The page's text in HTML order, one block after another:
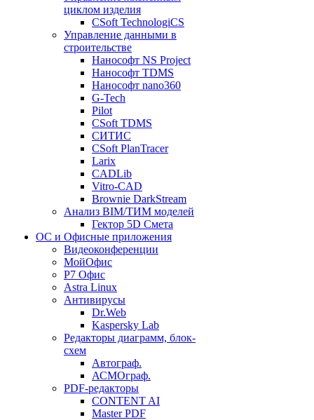
циклом изделия
CSoft TechnologiCS
Управление данными в
строительстве
Нанософт NS Project
Нанософт TDMS
Нанософт nano360
G-Tech
Pilot
CSoft TDMS
СИТИС
CSoft PlanTracer
Larix
CADLib
Vitro-CAD
Brownie DarkStream
Анализ BIM/ТИМ моделей
Гектор 5D Смета
ОС и Офисные приложения
Видеоконференции
МойОфис
P7 Офис
Astra Linux
Антивирусы
Dr.Web
Kaspersky Lab
Редакторы диаграмм, блок-
схем
Автограф.
АСМОграф.
PDF-редакторы
CONTENT AI
Master PDF